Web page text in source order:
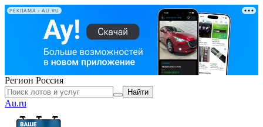
РЕКЛАМА • AU.RU
Регион Россия
Найти
Au.ru